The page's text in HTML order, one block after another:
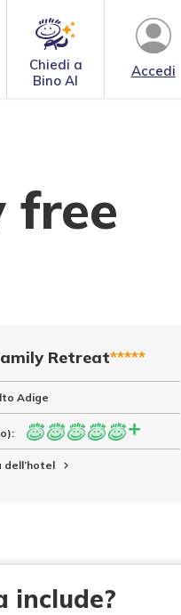
Accedi
Chiedi a
Bino AI
free
Retreat*****
Adige
dell’hotel
include?